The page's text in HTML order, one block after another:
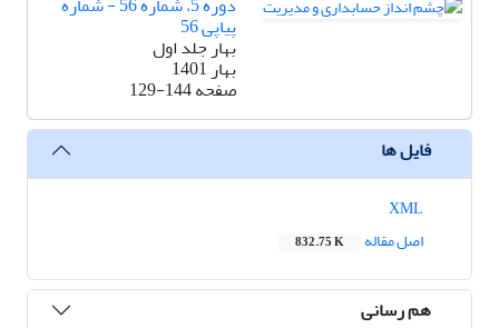
پیاپی 56
بهار جلد اول
بهار 1401
صفحه129-144
فایل ها
اصل مقاله
832.75 K
هم رسانی